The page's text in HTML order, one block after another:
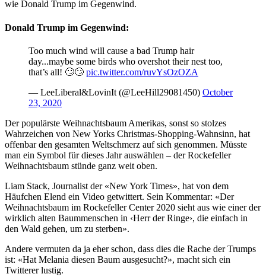
wie Donald Trump im Gegenwind.
Donald Trump im Gegenwind:
Too much wind will cause a bad Trump hair
day...maybe some birds who overshot their nest too,
that’s all! 🙄🙄 pic.twitter.com/ruvYsOzOZA
— LeeLiberal&LovinIt (@LeeHill29081450) October
23, 2020
Der populärste Weihnachtsbaum Amerikas, sonst so stolzes
Wahrzeichen von New Yorks Christmas-Shopping-Wahnsinn, hat
offenbar den gesamten Weltschmerz auf sich genommen. Müsste
man ein Symbol für dieses Jahr auswählen – der Rockefeller
Weihnachtsbaum stünde ganz weit oben.
Liam Stack, Journalist der «New York Times», hat von dem
Häufchen Elend ein Video getwittert. Sein Kommentar: «Der
Weihnachtsbaum im Rockefeller Center 2020 sieht aus wie einer der
wirklich alten Baummenschen in ‹Herr der Ringe›, die einfach in
den Wald gehen, um zu sterben».
Andere vermuten da ja eher schon, dass dies die Rache der Trumps
ist: «Hat Melania diesen Baum ausgesucht?», macht sich ein
Twitterer lustig.